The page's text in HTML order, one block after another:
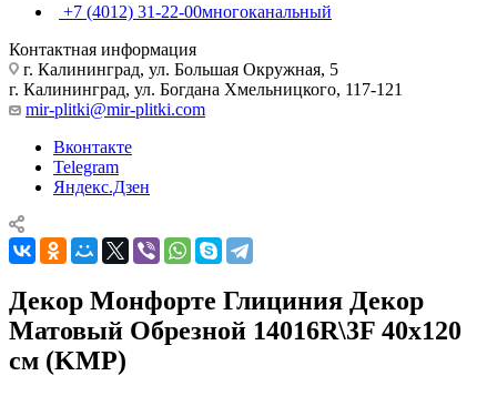
+7 (4012) 31-22-00многоканальный
Контактная информация
г. Калининград, ул. Большая Окружная, 5
г. Калининград, ул. Богдана Хмельницкого, 117-121
mir-plitki@mir-plitki.com
Вконтакте
Telegram
Яндекс.Дзен
Декор Монфорте Глициния Декор
Матовый Обрезной 14016R\3F 40x120
см (KMP)